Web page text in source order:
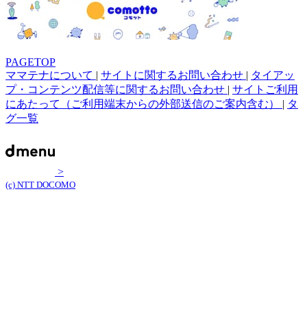
PAGETOP
ママテナについて | サイトに関するお問い合わせ | タイアッ
プ・コンテンツ配信等に関するお問い合わせ | サイトご利用
にあたって（ご利用端末からの外部送信のご案内含む） | タ
グ一覧
>
(c) NTT DOCOMO